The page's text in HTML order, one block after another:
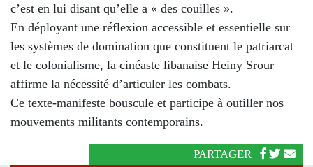
c’est en lui disant qu’elle a « des couilles ».
En déployant une réflexion accessible et essentielle sur
les systèmes de domination que constituent le patriarcat
et le colonialisme, la cinéaste libanaise Heiny Srour
affirme la nécessité d’articuler les combats.
Ce texte-manifeste bouscule et participe à outiller nos
mouvements militants contemporains.
PARTAGER